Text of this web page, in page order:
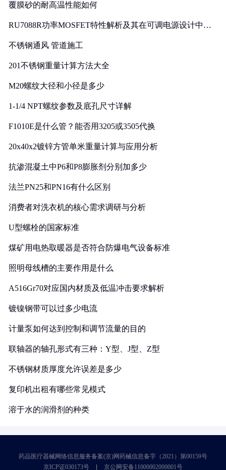
覆膜砂的耐高温性能如何
RU7088R功率MOSFET特性解析及其在可调电源设计中的
不锈钢通风 管道施工
201不锈钢重量计算方法大全
M20螺纹大径和小径是多少
1-1/4 NPT螺纹参数及底孔尺寸详解
F1010E是什么管？能否用3205或3505代换
20x40x2镀锌方管单米重量计算与应用分析
抗渗混凝土中P6和P8膨胀剂分别加多少
法兰PN25和PN16有什么区别
消费者对洗衣机的核心需求调研与分析
U型螺栓的国家标准
煤矿用电热取暖器是否符合防爆电气设备标准
照明母线槽的主要作用是什么
A516Gr70对应国内材质及低温冲击要求解析
镀镍钢带可以过多少电流
计量泵如何达到控制和调节流量的目的
联轴器的轴孔形式有三种：Y型、J型、Z型
不锈钢材质厚度允许误差是多少
复印机出租有哪些常见模式
溶于水的润滑剂的种类
药品医疗器械网络信息服务备案(京)网药械信息备字（2021）第00159号
京ICP证030173号
京公网安备11000002000001号